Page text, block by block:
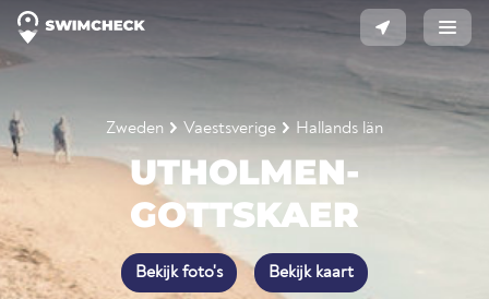
Zweden Vaestsverige Hallands län
UTHOLMEN-
GOTTSKAER
Bekijk foto's Bekijk kaart